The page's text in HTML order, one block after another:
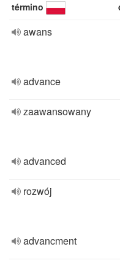
término
awans
advance
zaawansowany
advanced
rozwój
advancment